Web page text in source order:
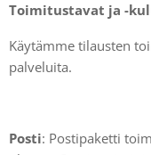
Toimitustavat ja -
Käytämme tilausten
palveluita.
Posti: Postipaketti